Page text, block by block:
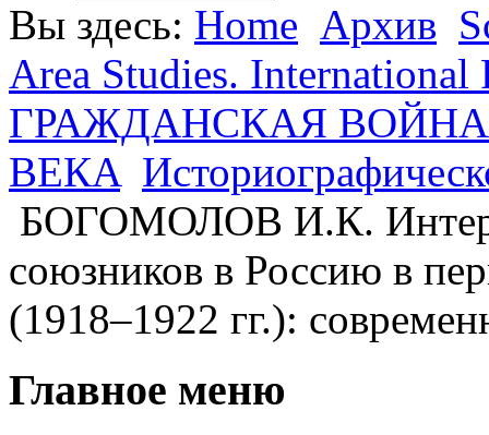
Вы здесь: Home Архив
Area Studies.
ГРАЖДАНСКАЯ
ВЕКA
БОГОМОЛОВ И.К.
союзников в Россию в
(1918–1922 гг.):
Главное меню